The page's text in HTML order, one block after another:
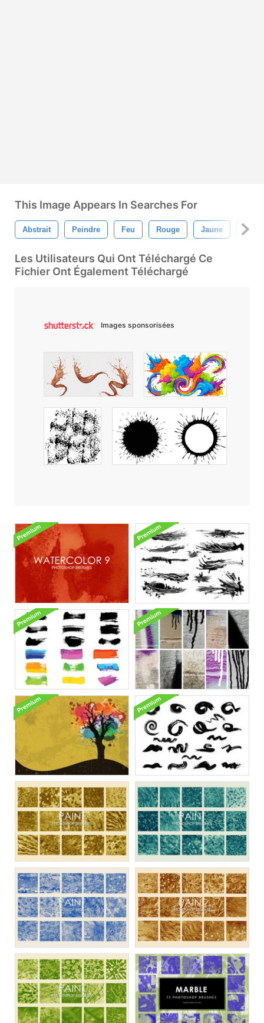
This Image Appears In Searches For
Abstrait Peindre Feu Rouge Jaune
Les Utilisateurs Qui Ont Téléchargé Ce
Fichier Ont Également Téléchargé
Images sponsorisées